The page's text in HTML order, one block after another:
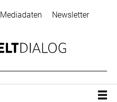
Mediadaten Newsletter